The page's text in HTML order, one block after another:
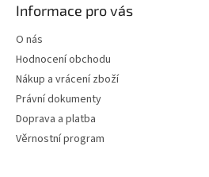
Informace pro vás
O nás
Hodnocení obchodu
Nákup a vrácení zboží
Právní dokumenty
Doprava a platba
Věrnostní program